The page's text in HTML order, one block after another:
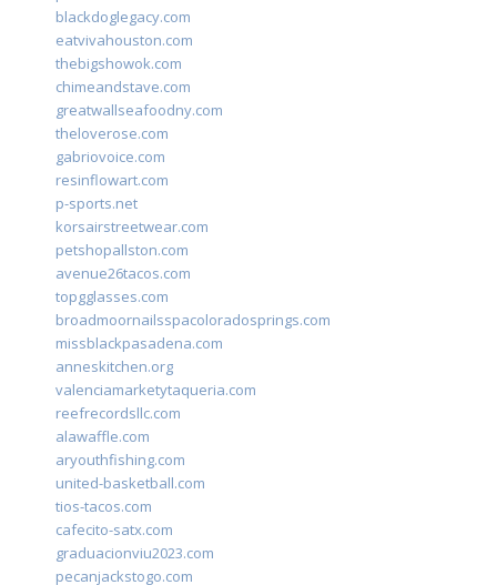
blackdoglegacy.com
eatvivahouston.com
thebigshowok.com
chimeandstave.com
greatwallseafoodny.com
theloverose.com
gabriovoice.com
resinflowart.com
p-sports.net
korsairstreetwear.com
petshopallston.com
avenue26tacos.com
topgglasses.com
broadmoornailsspacoloradosprings.com
missblackpasadena.com
anneskitchen.org
valenciamarketytaqueria.com
reefrecordsllc.com
alawaffle.com
aryouthfishing.com
united-basketball.com
tios-tacos.com
cafecito-satx.com
graduacionviu2023.com
pecanjackstogo.com